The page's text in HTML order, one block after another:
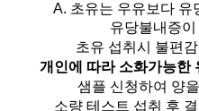
A. 초유는 우유보다 유
유당불내증
초유 섭취시 불편
개인에 따라 소화가능한
샘플 신청하여 양
소량 테스트 섭취 후